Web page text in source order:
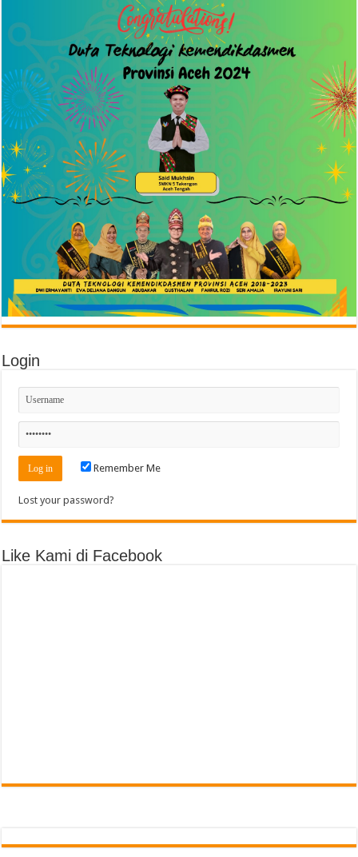
Login
Remember Me
Lost your password?
Like Kami di Facebook